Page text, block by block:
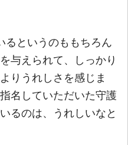
というのももちろん
与えられて、しっかり
りうれしさを感じま
名していただいた守護
るのは、うれしいなと